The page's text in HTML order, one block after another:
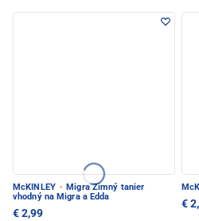
McKINLEY · Migra Zimný tanier
vhodný na Migra a Edda
€ 2,99
€